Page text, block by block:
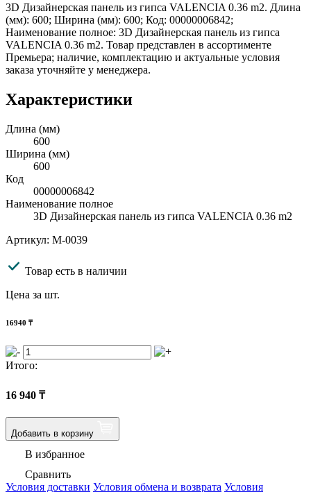
3D Дизайнерская панель из гипса VALENCIA 0.36 m2. Длина
(мм): 600; Ширина (мм): 600; Код: 00000006842;
Наименование полное: 3D Дизайнерская панель из гипса
VALENCIA 0.36 m2. Товар представлен в ассортименте
Премьера; наличие, комплектацию и актуальные условия
заказа уточняйте у менеджера.
Характеристики
Длина (мм)
600
Ширина (мм)
600
Код
00000006842
Наименование полное
3D Дизайнерская панель из гипса VALENCIA 0.36 m2
Артикул: M-0039
Товар есть в наличии
Цена за шт.
16940 ₸
Итого:
16 940 ₸
Добавить в корзину
В избранное
Сравнить
Условия доставки Условия обмена и возврата Условия